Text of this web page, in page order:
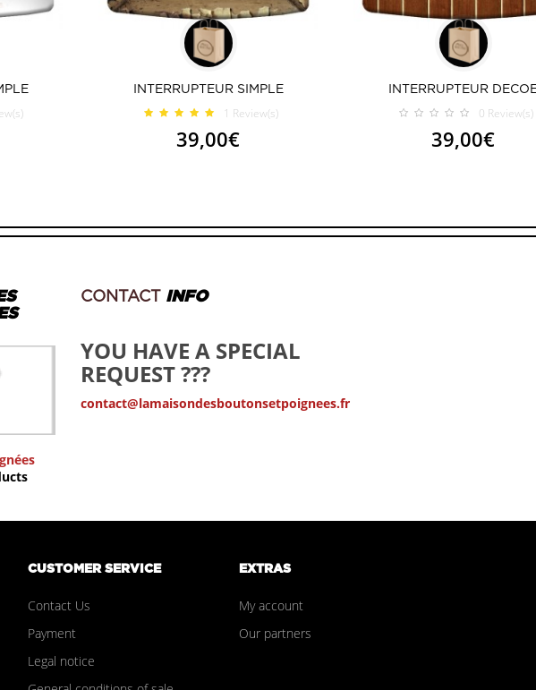
INTERRUPTEUR SIMPLE
1 Review(s)
39,00€
INTERRUPTEUR
0 Review(s)
39,00€
CONTACT INFO
YOU HAVE A SPECIAL
REQUEST ???
contact@lamaisondesboutonsetpoignees.fr
CUSTOMER SERVICE
Contact Us
Payment
Legal notice
EXTRAS
My account
Our partners